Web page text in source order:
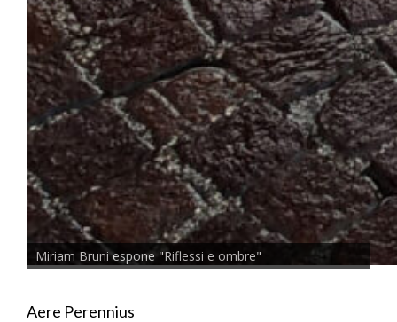
Miriam Bruni espone "Riflessi e ombre"
Aere Perennius